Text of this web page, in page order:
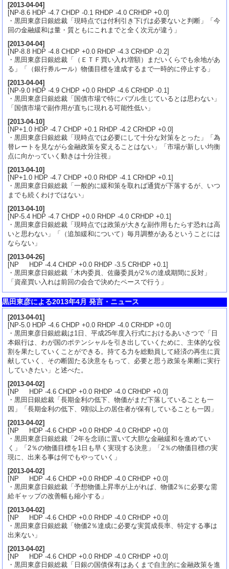
[2013-04-04]
[NP-8.6 HDP -4.7 CHDP -0.1 RHDP -4.0 CRHDP +0.0]
・黒田東彦日銀総裁「現時点では付利引き下げは必要ないと判断」「今
回の金融緩和は量・質ともにこれまでと全く次元が違う」
[2013-04-04]
[NP-8.8 HDP -4.8 CHDP +0.0 RHDP -4.3 CRHDP -0.2]
・黒田東彦日銀総裁「（ＥＴＦ買い入れ増額）まだいくらでも余地があ
る」「（銀行券ルール）物価目標を達成するまで一時的に停止する」
[2013-04-04]
[NP-9.0 HDP -4.9 CHDP +0.0 RHDP -4.6 CRHDP -0.1]
・黒田東彦日銀総裁「国債市場で特にバブル生じているとは思わない」
「国債市場で副作用が直ちに現れる可能性低い」
[2013-04-10]
[NP+1.0 HDP -4.7 CHDP +0.1 RHDP -4.2 CRHDP +0.0]
・黒田東彦日銀総裁「現時点では必要にして十分な対策をとった」「為
替レートを見ながら金融政策を変えることはない」「市場が新しい均衡
点に向かっていく動きは十分注視」
[2013-04-10]
[NP+1.0 HDP -4.7 CHDP +0.0 RHDP -4.1 CRHDP +0.1]
・黒田東彦日銀総裁「一般的に緩和策を取れば通貨が下落するが、いつ
までも続くわけではない」
[2013-04-10]
[NP-5.4 HDP -4.7 CHDP +0.0 RHDP -4.0 CRHDP +0.1]
・黒田東彦日銀総裁「現時点では政策が大きな副作用もたらす恐れは高
いと思わない」「（追加緩和について）毎月調整があるということには
ならない」
[2013-04-26]
[NP HDP -4.4 CHDP +0.0 RHDP -3.5 CRHDP +0.1]
・黒田東彦日銀総裁「木内委員、佐藤委員が2％の達成期間に反対」
「資産買い入れは前回の会合で決めたペースで行う」
黒田東彦による2013年4月 発言・ニュース
[2013-04-01]
[NP-5.0 HDP -4.6 CHDP +0.0 RHDP -4.0 CRHDP +0.0]
・黒田東彦日銀総裁は1日、平成25年度入行式におけるあいさつで「日
本銀行は、わが国のポテンシャルを引き出していくために、主体的な役
割を果たしていくことができる。持てる力を総動員して経済の再生に貢
献していく、その断固たる決意をもって、必要と思う政策を果断に実行
していきたい」と述べた。
[2013-04-02]
[NP HDP -4.6 CHDP +0.0 RHDP -4.0 CRHDP +0.0]
・黒田日銀総裁「長期金利の低下、物価がまだ下落していることも一
因」「長期金利の低下、9割以上の居住者が保有していることも一因」
[2013-04-02]
[NP HDP -4.6 CHDP +0.0 RHDP -4.0 CRHDP +0.0]
・黒田東彦日銀総裁「2年を念頭に置いて大胆な金融緩和を進めてい
く」「2％の物価目標を1日も早く実現する決意」「2％の物価目標の実
現に、出来る事は何でもやっていく」
[2013-04-02]
[NP HDP -4.6 CHDP +0.0 RHDP -4.0 CRHDP +0.0]
・黒田東彦日銀総裁「予想物価上昇率が上がれば、物価2％に必要な需
給ギャップの改善幅も縮小する」
[2013-04-02]
[NP HDP -4.6 CHDP +0.0 RHDP -4.0 CRHDP +0.0]
・黒田東彦日銀総裁「物価2％達成に必要な実質成長率、特定する事は
出来ない」
[2013-04-02]
[NP HDP -4.6 CHDP +0.0 RHDP -4.0 CRHDP +0.0]
・黒田東彦日銀総裁「日銀の国債保有はあくまで自主的に金融政策を進